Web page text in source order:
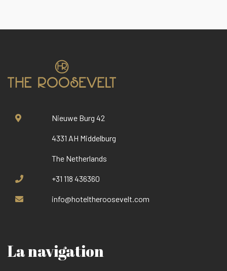
Nieuwe Burg 42
4331 AH Middelburg
The Netherlands
+31 118 436360
info@hoteltheroosevelt.com
La navigation